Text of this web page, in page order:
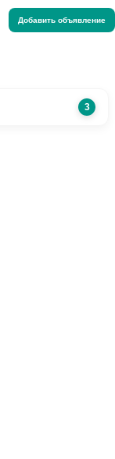
Добавить объявление
3